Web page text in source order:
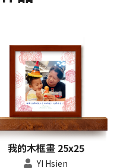
我的木框畫 25x25
YI Hsien